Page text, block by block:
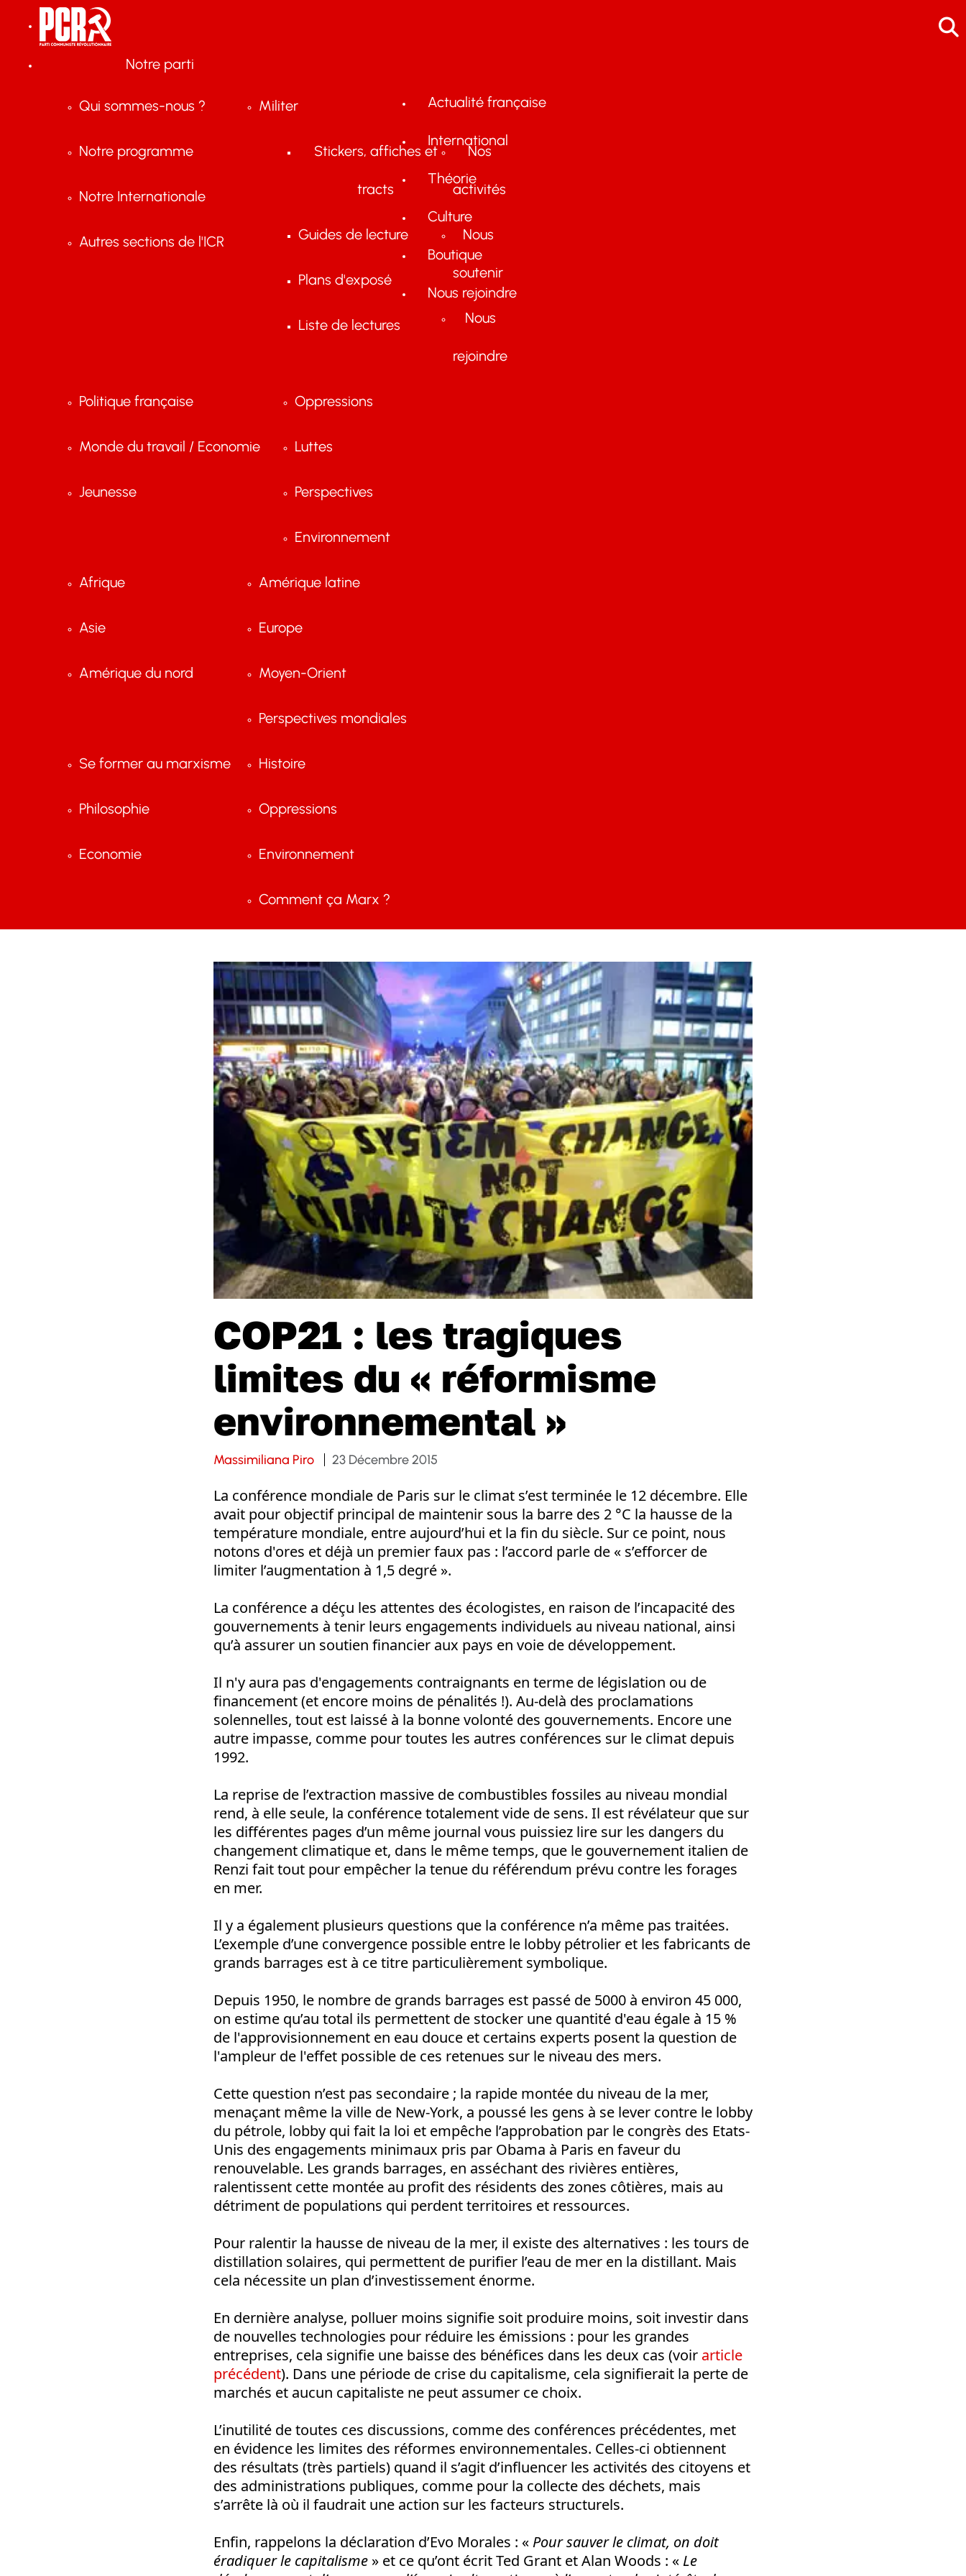
Notre parti
Qui sommes-nous ?
Notre programme
Notre Internationale
Autres sections de l'ICR
Militer
Stickers, affiches et
tracts
Guides de lecture
Plans d'exposé
Liste de lectures
Nos
activités
Nous
soutenir
Nous
rejoindre
Actualité française
Politique française
Monde du travail / Economie
Jeunesse
Oppressions
Luttes
Perspectives
Environnement
International
Afrique
Asie
Amérique du nord
Amérique latine
Europe
Moyen-Orient
Perspectives mondiales
Théorie
Se former au marxisme
Philosophie
Economie
Histoire
Oppressions
Environnement
Comment ça Marx ?
Culture
Boutique
Nous rejoindre
COP21 : les tragiques
limites du « réformisme
environnemental »
Massimiliana Piro 23 Décembre 2015
La conférence mondiale de Paris sur le climat s’est terminée le 12 décembre. Elle
avait pour objectif principal de maintenir sous la barre des 2 °C la hausse de la
température mondiale, entre aujourd’hui et la fin du siècle. Sur ce point, nous
notons d'ores et déjà un premier faux pas : l’accord parle de « s’efforcer de
limiter l’augmentation à 1,5 degré ».
La conférence a déçu les attentes des écologistes, en raison de l’incapacité des
gouvernements à tenir leurs engagements individuels au niveau national, ainsi
qu’à assurer un soutien financier aux pays en voie de développement.
Il n'y aura pas d'engagements contraignants en terme de législation ou de
financement (et encore moins de pénalités !). Au-delà des proclamations
solennelles, tout est laissé à la bonne volonté des gouvernements. Encore une
autre impasse, comme pour toutes les autres conférences sur le climat depuis
1992.
La reprise de l’extraction massive de combustibles fossiles au niveau mondial
rend, à elle seule, la conférence totalement vide de sens. Il est révélateur que sur
les différentes pages d’un même journal vous puissiez lire sur les dangers du
changement climatique et, dans le même temps, que le gouvernement italien de
Renzi fait tout pour empêcher la tenue du référendum prévu contre les forages
en mer.
Il y a également plusieurs questions que la conférence n’a même pas traitées.
L’exemple d’une convergence possible entre le lobby pétrolier et les fabricants de
grands barrages est à ce titre particulièrement symbolique.
Depuis 1950, le nombre de grands barrages est passé de 5000 à environ 45 000,
on estime qu’au total ils permettent de stocker une quantité d'eau égale à 15 %
de l'approvisionnement en eau douce et certains experts posent la question de
l'ampleur de l'effet possible de ces retenues sur le niveau des mers.
Cette question n’est pas secondaire ; la rapide montée du niveau de la mer,
menaçant même la ville de New-York, a poussé les gens à se lever contre le lobby
du pétrole, lobby qui fait la loi et empêche l’approbation par le congrès des Etats-
Unis des engagements minimaux pris par Obama à Paris en faveur du
renouvelable. Les grands barrages, en asséchant des rivières entières,
ralentissent cette montée au profit des résidents des zones côtières, mais au
détriment de populations qui perdent territoires et ressources.
Pour ralentir la hausse de niveau de la mer, il existe des alternatives : les tours de
distillation solaires, qui permettent de purifier l’eau de mer en la distillant. Mais
cela nécessite un plan d’investissement énorme.
En dernière analyse, polluer moins signifie soit produire moins, soit investir dans
de nouvelles technologies pour réduire les émissions : pour les grandes
entreprises, cela signifie une baisse des bénéfices dans les deux cas (voir article
précédent). Dans une période de crise du capitalisme, cela signifierait la perte de
marchés et aucun capitaliste ne peut assumer ce choix.
L’inutilité de toutes ces discussions, comme des conférences précédentes, met
en évidence les limites des réformes environnementales. Celles-ci obtiennent
des résultats (très partiels) quand il s’agit d’influencer les activités des citoyens et
des administrations publiques, comme pour la collecte des déchets, mais
s’arrête là où il faudrait une action sur les facteurs structurels.
Enfin, rappelons la déclaration d’Evo Morales : « Pour sauver le climat, on doit
éradiquer le capitalisme » et ce qu’ont écrit Ted Grant et Alan Woods : « Le